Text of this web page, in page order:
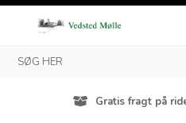
Gratis fragt på